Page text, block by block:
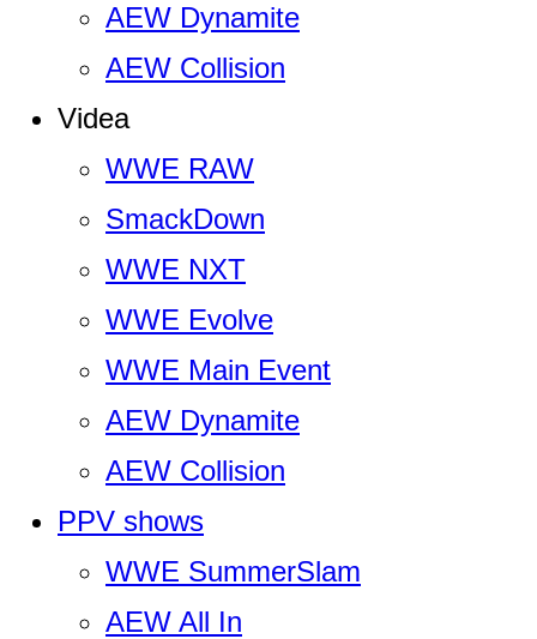
AEW Dynamite
AEW Collision
Videa
WWE RAW
SmackDown
WWE NXT
WWE Evolve
WWE Main Event
AEW Dynamite
AEW Collision
PPV shows
WWE SummerSlam
AEW All In